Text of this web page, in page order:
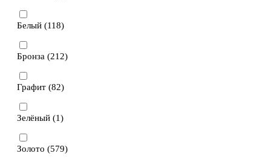
Белый (118)
Бронза (212)
Графит (82)
Зелёный (1)
Золото (579)